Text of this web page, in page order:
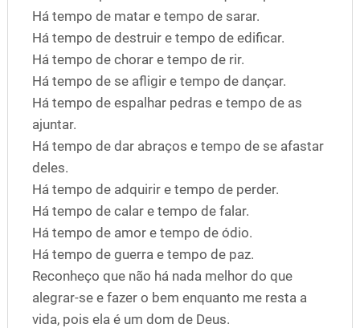
Há tempo de matar e tempo de sarar.
Há tempo de destruir e tempo de edificar.
Há tempo de chorar e tempo de rir.
Há tempo de se afligir e tempo de dançar.
Há tempo de espalhar pedras e tempo de as
ajuntar.
Há tempo de dar abraços e tempo de se afastar
deles.
Há tempo de adquirir e tempo de perder.
Há tempo de calar e tempo de falar.
Há tempo de amor e tempo de ódio.
Há tempo de guerra e tempo de paz.
Reconheço que não há nada melhor do que
alegrar-se e fazer o bem enquanto me resta a
vida, pois ela é um dom de Deus.